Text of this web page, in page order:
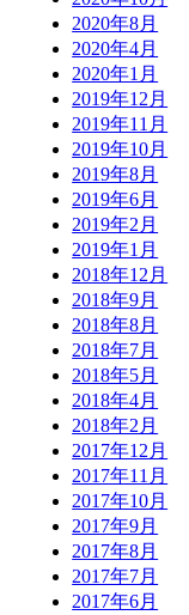
2020年8月
2020年4月
2020年1月
2019年12月
2019年11月
2019年10月
2019年8月
2019年6月
2019年2月
2019年1月
2018年12月
2018年9月
2018年8月
2018年7月
2018年5月
2018年4月
2018年2月
2017年12月
2017年11月
2017年10月
2017年9月
2017年8月
2017年7月
2017年6月